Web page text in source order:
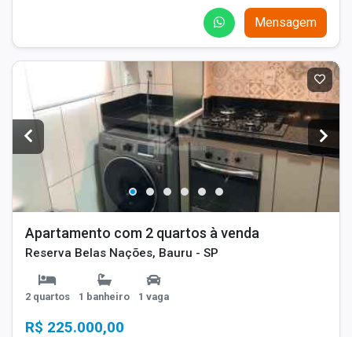
Mensagem
Apartamento com 2 quartos à venda
Reserva Belas Nações, Bauru - SP
2 quartos 1 banheiro 1 vaga
R$ 225.000,00